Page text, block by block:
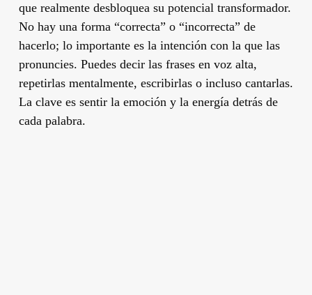
que realmente desbloquea su potencial transformador.
No hay una forma “correcta” o “incorrecta” de
hacerlo; lo importante es la intención con la que las
pronuncies. Puedes decir las frases en voz alta,
repetirlas mentalmente, escribirlas o incluso cantarlas.
La clave es sentir la emoción y la energía detrás de
cada palabra.